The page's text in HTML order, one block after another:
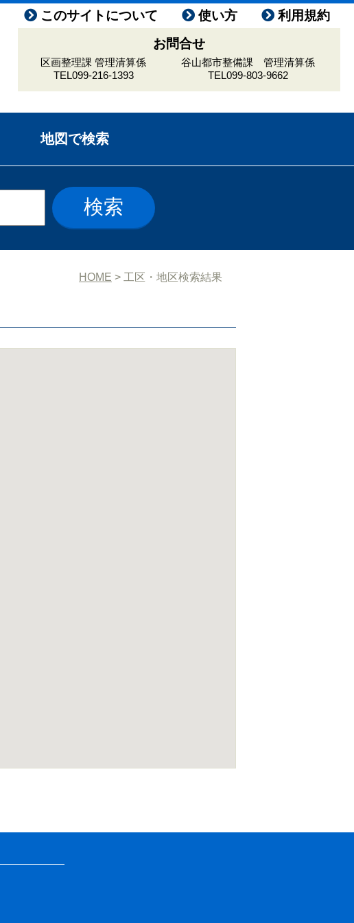
このサイトについて 使い方
利用規約
お問合せ
区画整理課 管理清算係
TEL099-216-1393
谷山都市整備課 管理清算係
TEL099-803-9662
地図で検索
HOME > 工区・地区検索結果